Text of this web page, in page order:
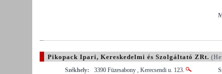
Pikopack Ipari, Kereskedelmi és Szolgáltató ZRt.
Székhely:
3390 Füzesabony , Kerecsendi u. 123.